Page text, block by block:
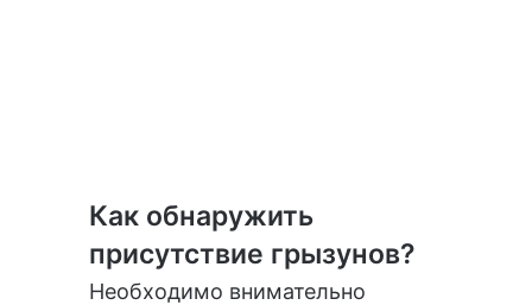
Как обнаружить
присутствие грызунов?
Необходимо внимательно